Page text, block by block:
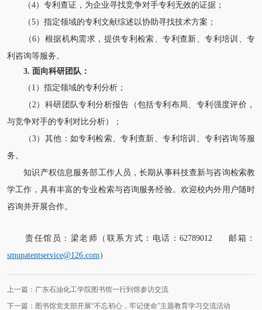
（4）专利查证，为企业寻找竞争对手专利无效的证据；
（5）指定领域的专利文献综述以协助寻找技术方案；
（6）根据机构需求，提供专利检索、专利查新、专利培训、专
利咨询等服务。
3. 面向科研团队：
（1）指定领域的专利分析；
（2）科研团队专利分析报告（包括专利布局、专利强度评价，
与竞争对手的专利对比分析）；
（3）其他：如专利检索、专利查新、专利培训、专利咨询等服
务。
知识产权信息服务部工作人员，长期从事科技查新与咨询检索教
学工作，具有丰富的专业检索与咨询服务经验。欢迎校内外用户随时
咨询并开展合作。
责任馆员：梁老师（ 联系方式：电话：62789012 邮箱：
smupatentservice@126.com ）
上一篇：广东石油化工学院图书馆一行到馆参访交流
下一篇：图书馆党支部开展“不忘初心，牢记使命”主题教育学习交流活动